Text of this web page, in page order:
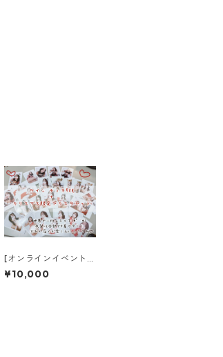
[オンラインイベント]
チェキサイン会 チェキ
(アクスタ特典付き5枚
¥10,000